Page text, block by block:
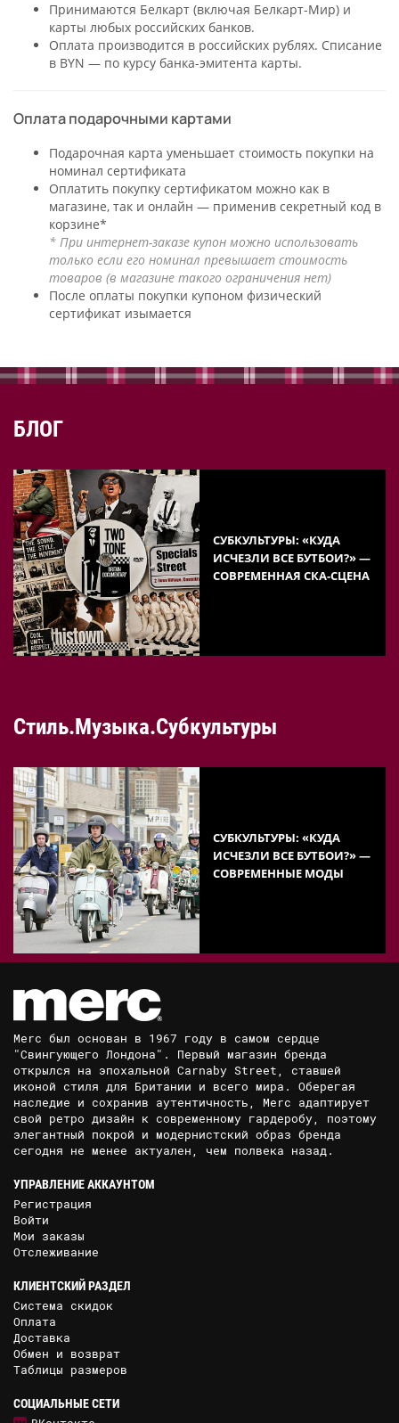
Принимаются Белкарт (включая Белкарт-Мир) и
карты любых российских банков.
Оплата производится в российских рублях. Списание
в BYN — по курсу банка-эмитента карты.
Оплата подарочными картами
Подарочная карта уменьшает стоимость покупки на
номинал сертификата
Оплатить покупку сертификатом можно как в
магазине, так и онлайн — применив секретный код в
корзине*
* При интернет-заказе купон можно использовать
только если его номинал превышает стоимость
товаров (в магазине такого ограничения нет)
После оплаты покупки купоном физический
сертификат изымается
БЛОГ
СУБКУЛЬТУРЫ: «КУДА
ИСЧЕЗЛИ ВСЕ БУТБОИ?» —
СОВРЕМЕННАЯ СКА-СЦЕНА
Стиль.Музыка.Субкультуры
СУБКУЛЬТУРЫ: «КУДА
ИСЧЕЗЛИ ВСЕ БУТБОИ?» —
СОВРЕМЕННЫЕ МОДЫ
Merc был основан в 1967 году в самом сердце
"Свингующего Лондона". Первый магазин бренда
открылся на эпохальной Carnaby Street, ставшей
иконой стиля для Британии и всего мира. Оберегая
наследие и сохранив аутентичность, Merc адаптирует
свой ретро дизайн к современному гардеробу, поэтому
элегантный покрой и модернистский образ бренда
сегодня не менее актуален, чем полвека назад.
УПРАВЛЕНИЕ АККАУНТОМ
Регистрация
Войти
Мои заказы
Отслеживание
КЛИЕНТСКИЙ РАЗДЕЛ
Система скидок
Оплата
Доставка
Обмен и возврат
Таблицы размеров
СОЦИАЛЬНЫЕ СЕТИ